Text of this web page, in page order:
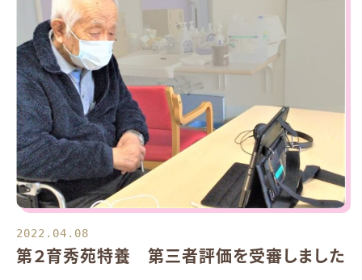
2022.04.08
第２育秀苑特養 第三者評価を受審しました